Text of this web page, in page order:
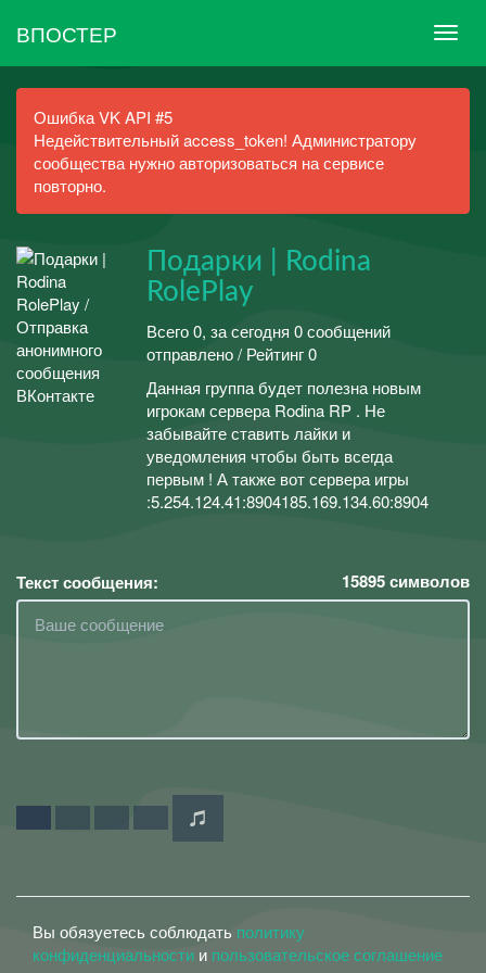
ВПОСТЕР
Ошибка VK API #5
Недействительный access_token! Администратору
сообщества нужно авторизоваться на сервисе
повторно.
Подарки | Rodina
RolePlay
Всего 0, за сегодня 0 сообщений
отправлено / Рейтинг 0
Данная группа будет полезна новым
игрокам сервера Rodina RP . Не
забывайте ставить лайки и
уведомления чтобы быть всегда
первым ! А также вот сервера игры
:5.254.124.41:8904185.169.134.60:8904
Текст сообщения: 15895символов
Вы обязуетесь соблюдать политику
конфиденциальности и пользовательское соглашение